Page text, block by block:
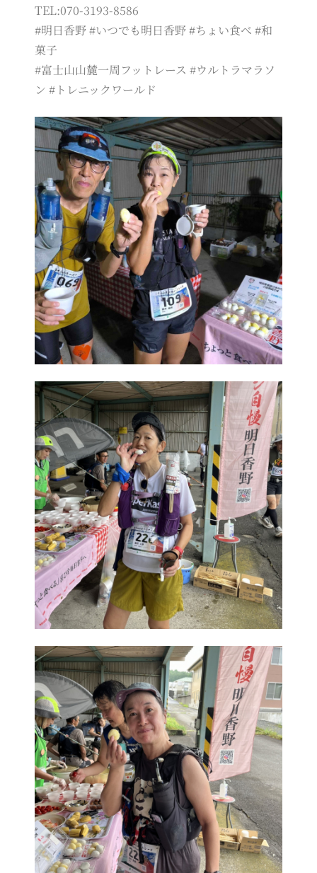
TEL:070-3193-8586
#明日香野 #いつでも明日香野 #ちょい食べ #和
菓子
#富士山山麓一周フットレース #ウルトラマラソ
ン #トレニックワールド